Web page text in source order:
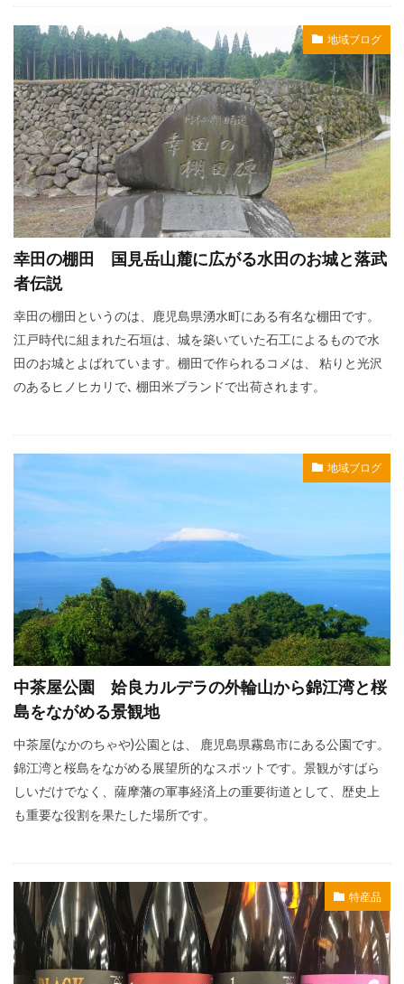
地域ブログ
幸田の棚田 国見岳山麓に広がる水田のお城と落武
者伝説
幸田の棚田というのは、鹿児島県湧水町にある有名な棚田です。
江戸時代に組まれた石垣は、城を築いていた石工によるもので水
田のお城とよばれています。棚田で作られるコメは、 粘りと光沢
のあるヒノヒカリで､ 棚田米ブランドで出荷されます。
地域ブログ
中茶屋公園 姶良カルデラの外輪山から錦江湾と桜
島をながめる景観地
中茶屋(なかのちゃや)公園とは、 鹿児島県霧島市にある公園です。
錦江湾と桜島をながめる展望所的なスポットです。景観がすばら
しいだけでなく、薩摩藩の軍事経済上の重要街道として、歴史上
も重要な役割を果たした場所です。
特産品